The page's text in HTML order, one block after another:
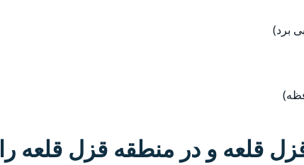
برد)
قلعه و در منطقه قزل قلعه را